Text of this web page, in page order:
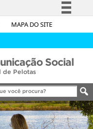
MAPA DO SITE
Simplifique!
Acesso à informação
Legislação
Canais
Social
de Pelotas